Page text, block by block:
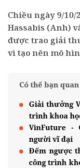
Chiều ngày 9/10/
Hassabis (Anh)
được trao giải
vì tạo nên mô
Có thể bạn
Giải thưởng
trình khoa
VinFuture -
người vĩ đại
Đếm ngược
công trình